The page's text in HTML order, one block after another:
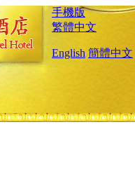
手機版
繁體中文
English 簡體中文